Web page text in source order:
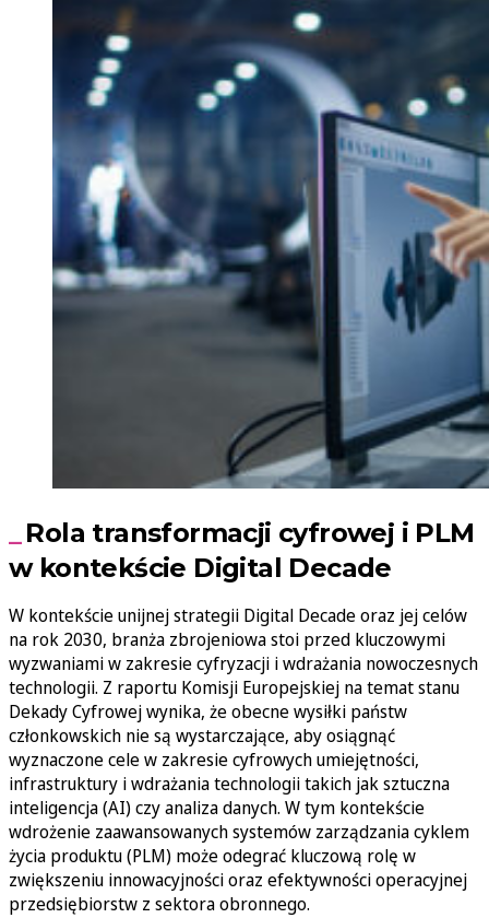
Rola transformacji cyfrowej i PLM
w kontekście Digital Decade
W kontekście unijnej strategii Digital Decade oraz jej celów
na rok 2030, branża zbrojeniowa stoi przed kluczowymi
wyzwaniami w zakresie cyfryzacji i wdrażania nowoczesnych
technologii. Z raportu Komisji Europejskiej na temat stanu
Dekady Cyfrowej wynika, że obecne wysiłki państw
członkowskich nie są wystarczające, aby osiągnąć
wyznaczone cele w zakresie cyfrowych umiejętności,
infrastruktury i wdrażania technologii takich jak sztuczna
inteligencja (AI) czy analiza danych. W tym kontekście
wdrożenie zaawansowanych systemów zarządzania cyklem
życia produktu (PLM) może odegrać kluczową rolę w
zwiększeniu innowacyjności oraz efektywności operacyjnej
przedsiębiorstw z sektora obronnego.